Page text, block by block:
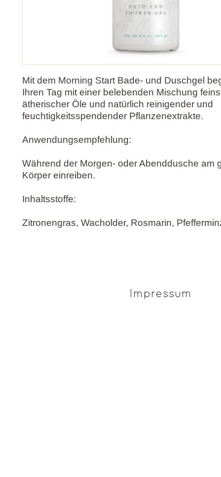
Mit dem Morning Start Bade- und Duschgel
Ihren Tag mit einer belebenden Mischung
ätherischer Öle und natürlich reinigender und
feuchtigkeitsspendender Pflanzenextrakte.
Anwendungsempfehlung:
Während der Morgen- oder Abenddusche am
Körper einreiben.
Inhaltsstoffe:
Zitronengras, Wacholder, Rosmarin,
Impressum